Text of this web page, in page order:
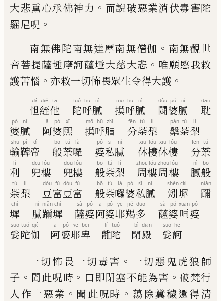
大悲熏心承佛神力 。 而說破惡業消伏毒害陀
羅尼呪 。
南無佛陀南無達摩南無僧伽 。 南無觀世
音菩提薩埵摩訶薩埵大慈大悲 。 唯願愍我救
護苦惱 。 亦救一切怖畏眾生令得大護 。
怛
dá
絰
dié
他
tā
陀
tuó
呼
hū
膩
nì
摸
mō
呼
hū
膩
nì
鬪
dòu
婆
pó
膩
nì
耽
dān
婆
pó
膩
nì
阿
ā
婆
pó
熙
xī
摸
mō
呼
hū
脂
zhī
分
fēn
荼
tú
梨
lí
槃
pán
荼
tú
梨
lí
輸
shū
鞞
pí
帝
dì
般
bō
荼
tú
囉
là
婆
pó
私
sī
膩
nì
休
xiū
樓
lóu
休
xiū
樓
lóu
分
fēn
荼
tú
利
lì
兜
dōu
樓
lóu
兜
dōu
樓
lóu
般
bō
荼
tú
梨
lí
周
zhōu
樓
lóu
周
zhōu
樓
lóu
膩
nì
般
bō
荼
tú
梨
lí
豆
dòu
富
fù
豆
dòu
富
fù
般
bō
荼
tú
囉
là
婆
pó
私
sī
膩
nì
矧
shěn
墀
chí
躎
niǎn
墀
chí
膩
nì
躎
niǎn
墀
chí
薩
sà
婆
pó
阿
ā
婆
pó
耶
yē
羯
jié
多
duō
薩
sà
婆
pó
咺
xuān
婆
pó
娑
suō
陀
tuó
伽
qié
阿
ā
婆
pó
耶
yē
卑
bēi
離
lí
陀
tuó
閉
bì
殿
diàn
娑
suō
訶
hē
一切怖畏一切毒害 。 一切惡鬼虎狼師
子 。 聞此呪時 。 口即閉塞不能為害 。 破梵行
人作十惡業 。 聞此呪時 。 蕩除糞穢還得清